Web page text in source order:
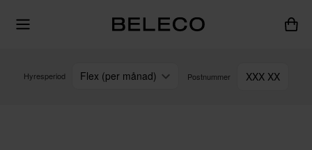
Hyresperiod Flex (per månad) Postnummer XXX XX